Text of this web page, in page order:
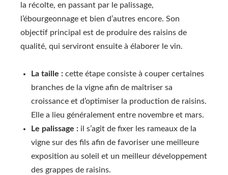
la récolte, en passant par le palissage,
l’ébourgeonnage et bien d’autres encore. Son
objectif principal est de produire des raisins de
qualité, qui serviront ensuite à élaborer le vin.
La taille : cette étape consiste à couper certaines
branches de la vigne afin de maîtriser sa
croissance et d’optimiser la production de raisins.
Elle a lieu généralement entre novembre et mars.
Le palissage : il s’agit de fixer les rameaux de la
vigne sur des fils afin de favoriser une meilleure
exposition au soleil et un meilleur développement
des grappes de raisins.